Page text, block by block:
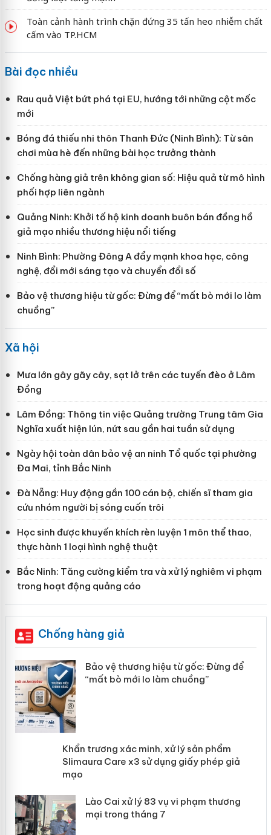
Toàn cảnh hành trình chặn đứng 35 tấn heo nhiễm chất
cấm vào TP.HCM
Bài đọc nhiều
Rau quả Việt bứt phá tại EU, hướng tới những cột mốc
mới
Bóng đá thiếu nhi thôn Thanh Đức (Ninh Bình): Từ sân
chơi mùa hè đến những bài học trưởng thành
Chống hàng giả trên không gian số: Hiệu quả từ mô hình
phối hợp liên ngành
Quảng Ninh: Khởi tố hộ kinh doanh buôn bán đồng hồ
giả mạo nhiều thương hiệu nổi tiếng
Ninh Bình: Phường Đông A đẩy mạnh khoa học, công
nghệ, đổi mới sáng tạo và chuyển đổi số
Bảo vệ thương hiệu từ gốc: Đừng để “mất bò mới lo làm
chuồng”
Xã hội
Mưa lớn gây gãy cây, sạt lở trên các tuyến đèo ở Lâm
Đồng
Lâm Đồng: Thông tin việc Quảng trường Trung tâm Gia
Nghĩa xuất hiện lún, nứt sau gần hai tuần sử dụng
Ngày hội toàn dân bảo vệ an ninh Tổ quốc tại phường
Đa Mai, tỉnh Bắc Ninh
Đà Nẵng: Huy động gần 100 cán bộ, chiến sĩ tham gia
cứu nhóm người bị sóng cuốn trôi
Học sinh được khuyến khích rèn luyện 1 môn thể thao,
thực hành 1 loại hình nghệ thuật
Bắc Ninh: Tăng cường kiểm tra và xử lý nghiêm vi phạm
trong hoạt động quảng cáo
Chống hàng giả
Bảo vệ thương hiệu từ gốc: Đừng để
“mất bò mới lo làm chuồng”
Khẩn trương xác minh, xử lý sản phẩm
Slimaura Care x3 sử dụng giấy phép